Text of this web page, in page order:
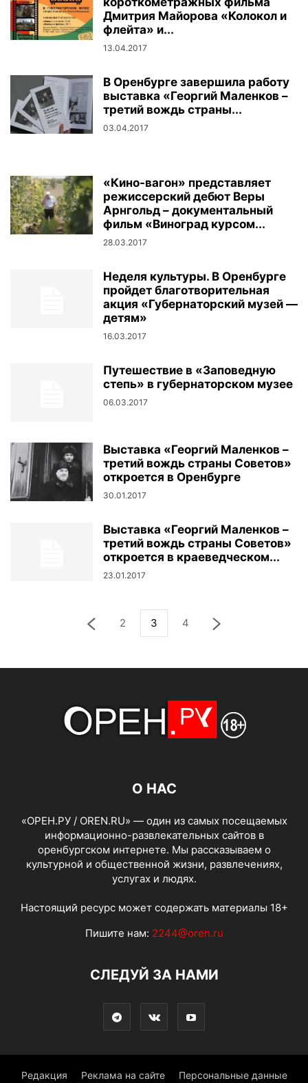
Дмитрия Майорова «Колокол и
флейта» и...
13.04.2017
В Оренбурге завершила работу
выставка «Георгий Маленков –
третий вождь страны...
03.04.2017
«Кино-вагон» представляет
режиссерский дебют Веры
Арнгольд – документальный
фильм «Виноград курсом...
28.03.2017
Неделя культуры. В Оренбурге
пройдет благотворительная
акция «Губернаторский музей —
детям»
16.03.2017
Путешествие в «Заповедную
степь» в губернаторском музее
06.03.2017
Выставка «Георгий Маленков –
третий вождь страны Советов»
откроется в Оренбурге
30.01.2017
Выставка «Георгий Маленков –
третий вождь страны Советов»
откроется в краеведческом...
23.01.2017
2 3 4
О НАС
«ОРЕН.РУ / OREN.RU» — один из самых посещаемых
информационно-развлекательных сайтов в
оренбургском интернете. Мы рассказываем о
культурной и общественной жизни, развлечениях,
услугах и людях.
Настоящий ресурс может содержать материалы 18+
Пишите нам: 2244@oren.ru
СЛЕДУЙ ЗА НАМИ
Редакция Реклама на сайте Персональные данные